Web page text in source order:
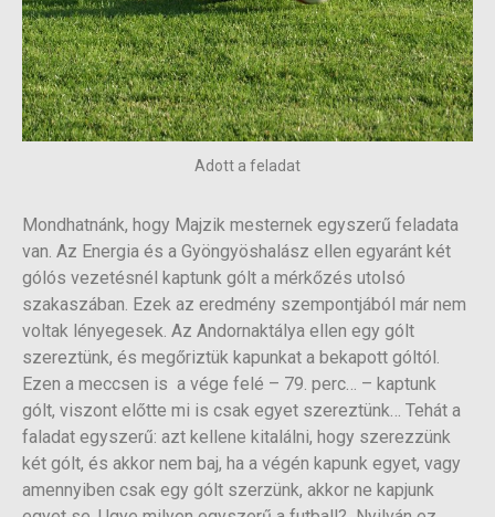
Adott a feladat
Mondhatnánk, hogy Majzik mesternek egyszerű feladata
van. Az Energia és a Gyöngyöshalász ellen egyaránt két
gólós vezetésnél kaptunk gólt a mérkőzés utolsó
szakaszában. Ezek az eredmény szempontjából már nem
voltak lényegesek. Az Andornaktálya ellen egy gólt
szereztünk, és megőriztük kapunkat a bekapott góltól.
Ezen a meccsen is a vége felé – 79. perc… – kaptunk
gólt, viszont előtte mi is csak egyet szereztünk… Tehát a
faladat egyszerű: azt kellene kitalálni, hogy szerezzünk
két gólt, és akkor nem baj, ha a végén kapunk egyet, vagy
amennyiben csak egy gólt szerzünk, akkor ne kapjunk